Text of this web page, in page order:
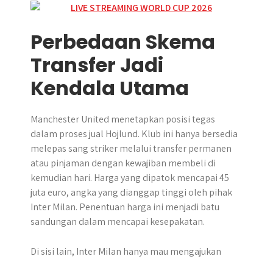
Perbedaan Skema
Transfer Jadi
Kendala Utama
Manchester United menetapkan posisi tegas
dalam proses jual Hojlund. Klub ini hanya bersedia
melepas sang striker melalui transfer permanen
atau pinjaman dengan kewajiban membeli di
kemudian hari. Harga yang dipatok mencapai 45
juta euro, angka yang dianggap tinggi oleh pihak
Inter Milan. Penentuan harga ini menjadi batu
sandungan dalam mencapai kesepakatan.
Di sisi lain, Inter Milan hanya mau mengajukan